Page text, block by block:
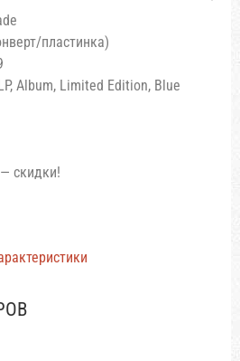
пластинка)
Album, Limited Edition, Blue
скидки!